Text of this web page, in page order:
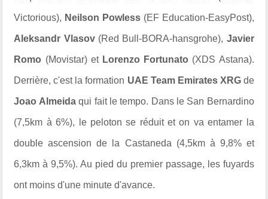
Victorious), Neilson Powless (EF Education-EasyPost),
Aleksandr Vlasov(Red Bull-BORA-hansgrohe), Javier
Romo (Movistar) et Lorenzo Fortunato (XDS Astana).
Derrière, c'est la formation UAE Team Emirates XRGde
Joao Almeidaqui fait le tempo. Dans le San Bernardino
(7,5km à 6%), le peloton se réduit et on va entamer la
double ascension de la Castaneda (4,5km à 9,8% et
6,3km à 9,5%). Au pied du premier passage, les fuyards
ont moins d'une minute d'avance.